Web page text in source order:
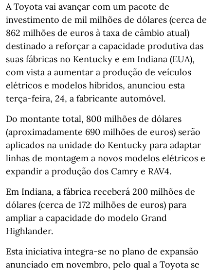
A Toyota vai avançar com um pacote de
investimento de mil milhões de dólares (cerca de
862 milhões de euros à taxa de câmbio atual)
destinado a reforçar a capacidade produtiva das
suas fábricas no Kentucky e em Indiana (EUA),
com vista a aumentar a produção de veículos
elétricos e modelos híbridos, anunciou esta
terça-feira, 24, a fabricante automóvel.
Do montante total, 800 milhões de dólares
(aproximadamente 690 milhões de euros) serão
aplicados na unidade do Kentucky para adaptar
linhas de montagem a novos modelos elétricos e
expandir a produção dos Camry e RAV4.
Em Indiana, a fábrica receberá 200 milhões de
dólares (cerca de 172 milhões de euros) para
ampliar a capacidade do modelo Grand
Highlander.
Esta iniciativa integra‑se no plano de expansão
anunciado em novembro, pelo qual a Toyota se